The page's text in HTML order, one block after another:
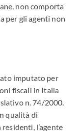
non comporta
per gli agenti non
imputato per
fiscali in Italia
n. 74/2000.
qualità di
l’agente